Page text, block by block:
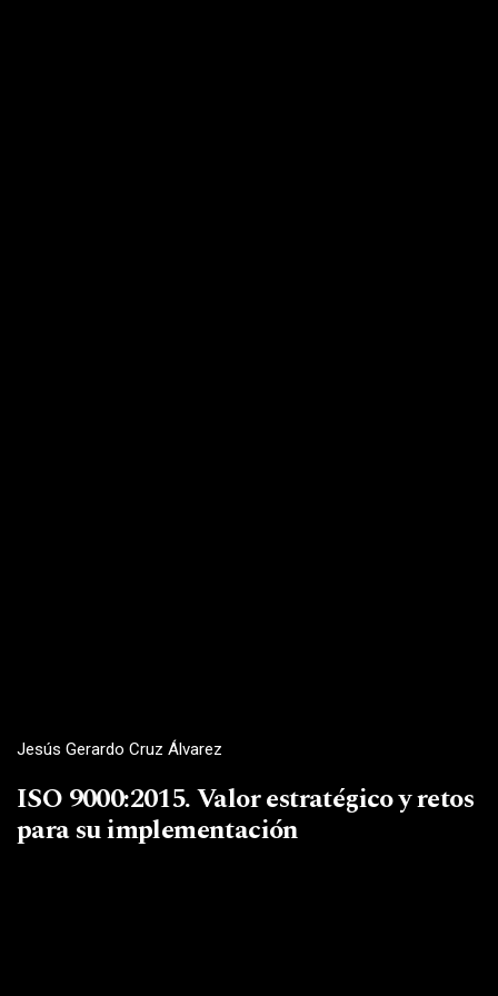
Jesús Gerardo Cruz Álvarez
ISO 9000:2015. Valor estratégico y retos
para su implementación